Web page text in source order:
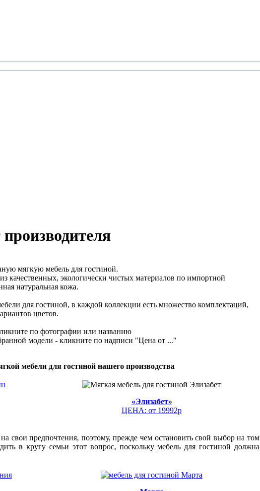
мягкую мебель для гостиной.
экологически чистых материалов по импортной
натуральная кожа.
для гостиной, в каждой коллекции есть множество комплектаций,
цветов.
по фотографии или названию
модели - кликните по надписи "Цена от ..."
мебели для гостиной нашего производства
«Элизабет»
ЦЕНА: от 19992р
свои предпочтения, поэтому, прежде чем остановить свой выбор на том
в кругу семьи этот вопрос, поскольку мебель для гостиной должна